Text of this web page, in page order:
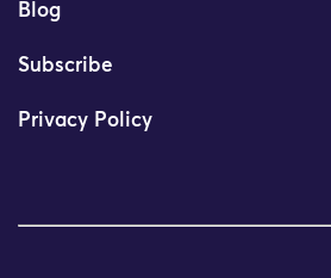
Blog
Subscribe
Privacy Policy